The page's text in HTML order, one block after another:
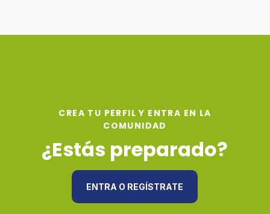
CREA TU PERFIL Y ENTRA EN LA
COMUNIDAD
¿Estás preparado?
ENTRA O REGÍSTRATE